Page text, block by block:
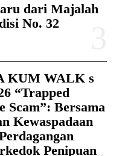
dari Majalah
No. 32
KUM WALK s
“Trapped
Scam”: Bersama
Kewaspadaan
Penipuan